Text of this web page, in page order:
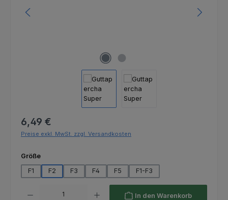
Regulärer Preis:
6,49 €
Preise exkl. MwSt. zzgl. Versandkosten
Größeauswählen
F1
F2 F3 F4 F5 F1-F3
In den Warenkorb